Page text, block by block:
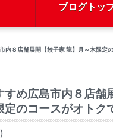
ブログトッ
内８店舗展開【餃子家 龍】月～木限定
すめ広島市内８店舗
のコースがオトク